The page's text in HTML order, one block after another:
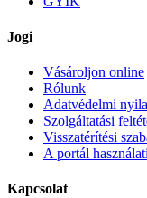
Jogi
Vásároljon online
Rólunk
Adatvédelmi
Szolgáltatási
Visszatérítési
A portál
Kapcsolat